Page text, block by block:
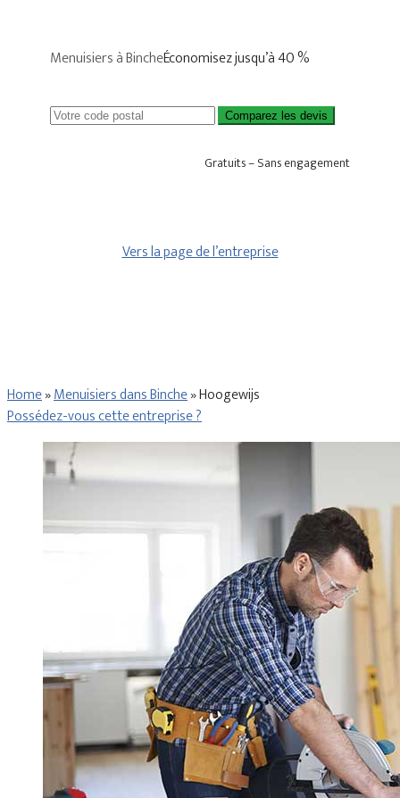
Menuisiers à BincheÉconomisez jusqu’à 40 %
Comparez les devis
Gratuits – Sans engagement
Vers la page de l’entreprise
Home»Menuisiers dans Binche»Hoogewijs
Possédez-vous cette entreprise ?